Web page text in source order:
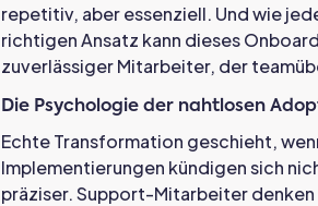
repetitiv, aber essenziell. Und wie
richtigen Ansatz kann dieses
zuverlässiger Mitarbeiter, der
Die Psychologie der nahtlosen
Echte Transformation geschieht,
Implementierungen kündigen sich
präziser. Support-Mitarbeiter